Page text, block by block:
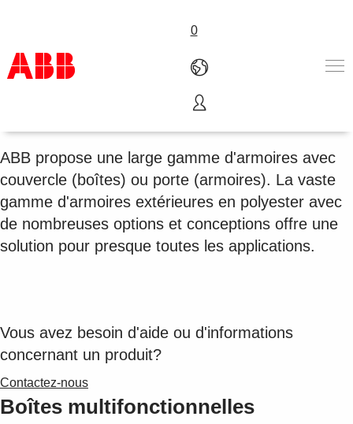
0
Produits & Services
Services
A propos
Where to buy
Contactez-nous
Carrières
Enveloppes industrielles
ABB propose une large gamme d'armoires avec
couvercle (boîtes) ou porte (armoires). La vaste
gamme d'armoires extérieures en polyester avec
de nombreuses options et conceptions offre une
solution pour presque toutes les applications.
Vous avez besoin d'aide ou d'informations
concernant un produit?
Contactez-nous
Boîtes multifonctionnelles